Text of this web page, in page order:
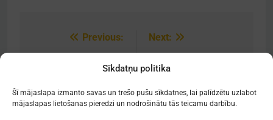
Sīkdatņu politika
Šī mājaslapa izmanto savas un trešo pušu sīkdatnes, lai palīdzētu uzlabot
mājaslapas lietošanas pieredzi un nodrošinātu tās teicamu darbību.
Previous:
grafiks[:]
Next:
atklāšana 30. aprīlī
plkst. 16.00[:]